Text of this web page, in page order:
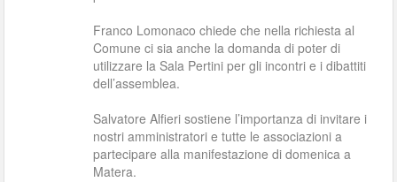
Franco Lomonaco chiede che nella richiesta al
Comune ci sia anche la domanda di poter di
utilizzare la Sala Pertini per gli incontri e i dibattiti
dell’assemblea.
Salvatore Alfieri sostiene l’importanza di invitare i
nostri amministratori e tutte le associazioni a
partecipare alla manifestazione di domenica a
Matera.